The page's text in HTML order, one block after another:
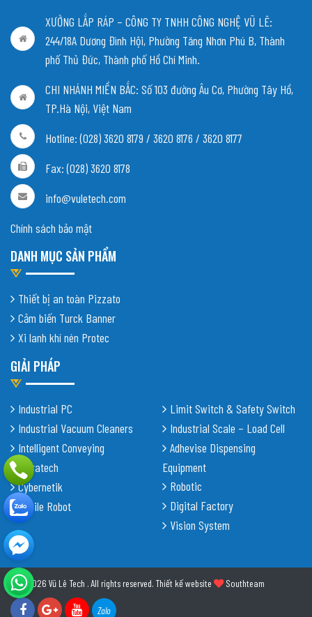
XƯỞNG LẮP RÁP – CÔNG TY TNHH CÔNG NGHỆ VŨ LÊ:
244/18A Dương Đình Hội, Phường Tăng Nhơn Phú B, Thành
phố Thủ Đức, Thành phố Hồ Chí Minh.
CHI NHÁNH MIỀN BẮC: Số 103 đường Âu Cơ, Phường Tây Hồ,
TP.Hà Nội, Việt Nam
Hotline: (028) 3620 8179 / 3620 8176 / 3620 8177
Fax: (028) 3620 8178
info@vuletech.com
Chính sách bảo mật
DANH MỤC SẢN PHẨM
Thiết bị an toàn Pizzato
Cảm biến Turck Banner
Xi lanh khí nén Protec
GIẢI PHÁP
Industrial PC
Industrial Vacuum Cleaners
Intelligent Conveying
Shiratech
Cybernetik
Mobile Robot
Limit Switch & Safety Switch
Industrial Scale – Load Cell
Adhevise Dispensing
Equipment
Robotic
Digital Factory
Vision System
© 2026 Vũ Lê Tech . All rights reserved. Thiết kế website Southteam
Zalo